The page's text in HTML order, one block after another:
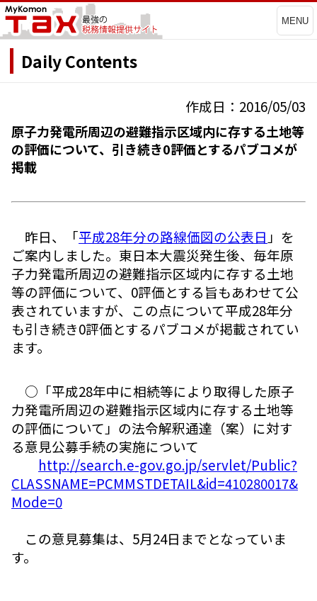
MENU
Daily Contents
作成日：2016/05/03
原子力発電所周辺の避難指示区域内に存する土地等
の評価について、引き続き0評価とするパブコメが
掲載
昨日、「平成28年分の路線価図の公表日 」を
ご案内しました。東日本大震災発生後、毎年原
子力発電所周辺の避難指示区域内に存する土地
等の評価について、0評価とする旨もあわせて公
表されていますが、この点について平成28年分
も引き続き0評価とするパブコメが掲載されてい
ます。
○「平成28年中に相続等により取得した原子
力発電所周辺の避難指示区域内に存する土地等
の評価について」の法令解釈通達（案）に対す
る意見公募手続の実施について
http://search.e-gov.go.jp/servlet/Public?
CLASSNAME=PCMMSTDETAIL&id=410280017&
Mode=0
この意見募集は、5月24日までとなっていま
す。